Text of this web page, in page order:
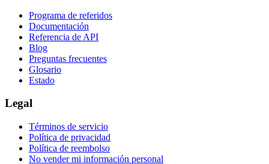
Programa de referidos
Documentación
Referencia de API
Blog
Preguntas frecuentes
Glosario
Estado
Legal
Términos de servicio
Política de privacidad
Política de reembolso
No vender mi información personal